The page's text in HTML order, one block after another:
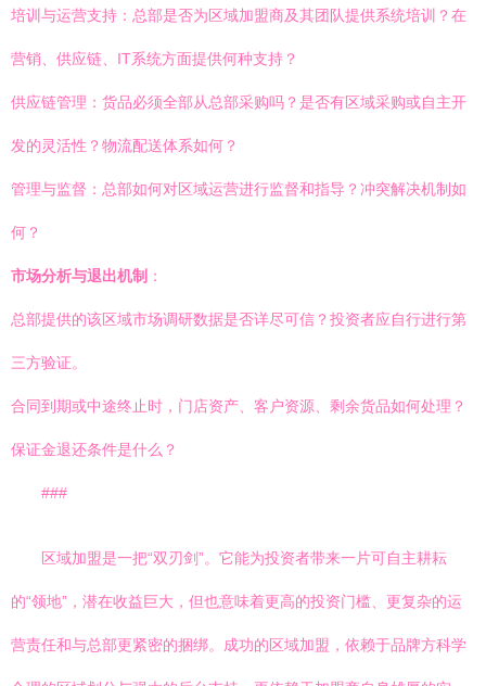
培训与运营支持：总部是否为区域加盟商及其团队提供系统培训？在
营销、供应链、IT系统方面提供何种支持？
供应链管理：货品必须全部从总部采购吗？是否有区域采购或自主开
发的灵活性？物流配送体系如何？
管理与监督：总部如何对区域运营进行监督和指导？冲突解决机制如
何？
市场分析与退出机制 ：
总部提供的该区域市场调研数据是否详尽可信？投资者应自行进行第
三方验证。
合同到期或中途终止时，门店资产、客户资源、剩余货品如何处理？
保证金退还条件是什么？
###
区域加盟是一把“双刃剑”。它能为投资者带来一片可自主耕耘
的“领地”，潜在收益巨大，但也意味着更高的投资门槛、更复杂的运
营责任和与总部更紧密的捆绑。成功的区域加盟，依赖于品牌方科学